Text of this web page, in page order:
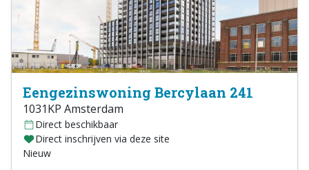
Eengezinswoning Bercylaan 241
1031KP Amsterdam
Direct beschikbaar
Direct inschrijven via deze site
Nieuw